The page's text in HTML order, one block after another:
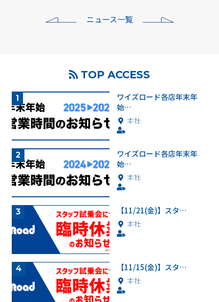
ニュース一覧
TOP ACCESS
ワイズロード各店年末年
始…
本社
ワイズロード各店年末年
始…
本社
【11/21(金)】スタ…
本社
【11/15(金)】スタ…
本社